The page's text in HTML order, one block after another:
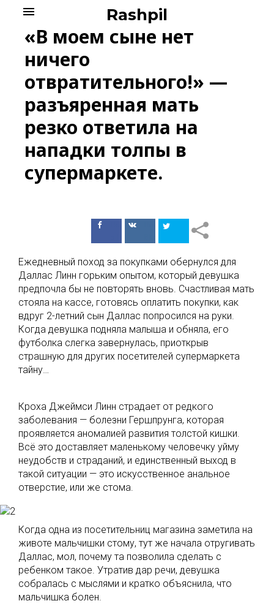
content
Rashpil
menu
«В моем сыне нет
ничего
отвратительного!» —
разъяренная мать
резко ответила на
нападки толпы в
супермаркете.
ПоделитьсяПоделиться
Ежедневный поход за покупками обернулся для
Даллас Линн горьким опытом, который девушка
предпочла бы не повторять вновь. Счастливая мать
стояла на кассе, готовясь оплатить покупки, как
вдруг 2-летний сын Даллас попросился на руки.
Когда девушка подняла малыша и обняла, его
футболка слегка завернулась, приоткрыв
страшную для других посетителей супермаркета
тайну…
Кроха Джеймси Линн страдает от редкого
заболевания — болезни Гершпрунга, которая
проявляется аномалией развития толстой кишки.
Всё это доставляет маленькому человечку уйму
неудобств и страданий, и единственный выход в
такой ситуации — это искусственное анальное
отверстие, или же стома.
Когда одна из посетительниц магазина заметила на
животе мальчишки стому, тут же начала отругивать
Даллас, мол, почему та позволила сделать с
ребенком такое. Утратив дар речи, девушка
собралась с мыслями и кратко объяснила, что
мальчишка болен.